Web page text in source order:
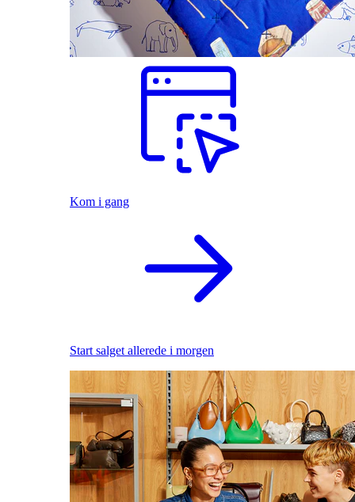
Kom i gang
Start salget allerede i morgen